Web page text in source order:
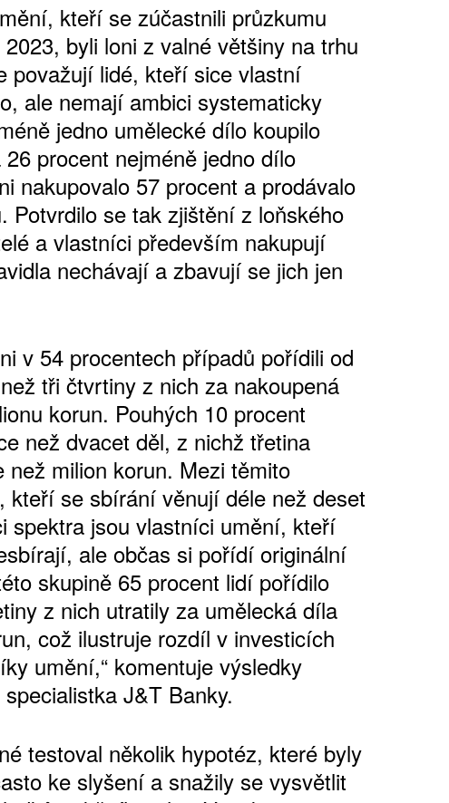
kteří se zúčastnili průzkumu
byli loni z valné většiny na trhu
považují lidé, kteří sice vlastní
ale nemají ambici systematicky
jedno umělecké dílo koupilo
procent nejméně jedno dílo
nakupovalo 57 procent a prodávalo
Potvrdilo se tak zjištění z loňského
a vlastníci především nakupují
nechávají a zbavují se jich jen
v 54 procentech případů pořídili od
tři čtvrtiny z nich za nakoupená
korun. Pouhých 10 procent
než dvacet děl, z nichž třetina
milion korun. Mezi těmito
kteří se sbírání věnují déle než deset
spektra jsou vlastníci umění, kteří
ale občas si pořídí originální
skupině 65 procent lidí pořídilo
z nich utratily za umělecká díla
což ilustruje rozdíl v investicích
umění,“ komentuje výsledky
J&T Banky.
testoval několik hypotéz, které byly
ke slyšení a snažily se vysvětlit